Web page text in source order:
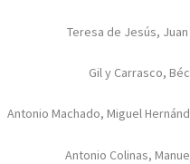
Teresa de Jesús,
Gil y Carrasco,
Antonio Machado, Miguel
Antonio Colinas,